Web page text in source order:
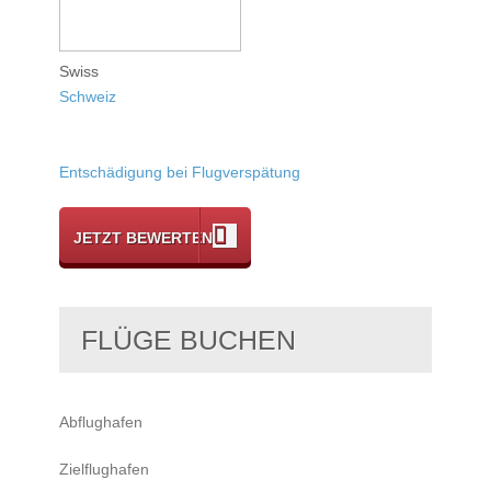
Swiss
Schweiz
Entschädigung bei Flugverspätung
JETZT BEWERTEN
FLÜGE BUCHEN